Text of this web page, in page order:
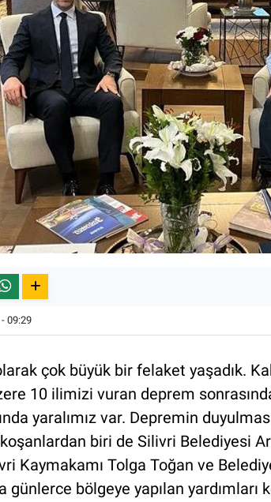
09:29
çok büyük bir felaket yaşadık.
10 ilimizi vuran deprem
yaralımız var. Depremin
biri de Silivri Belediyesi
Kaymakamı Tolga Toğan ve
günlerce bölgeye yapılan